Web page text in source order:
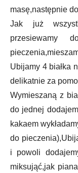
masę,następnie
Jak już
Ubijamy 4 białka
delikatnie za
Wymieszaną z
do jednej
kakaem
do
i powoli
miksująć,jak